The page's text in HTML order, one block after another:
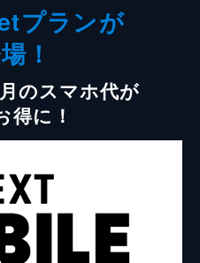
プランが
！
のスマホ代が
得に！